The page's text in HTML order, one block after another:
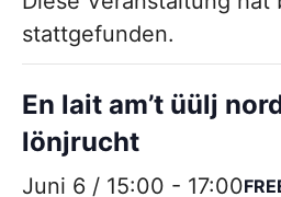
stattgefunden.
En lait am’t üülj
lönjrucht
Juni 6 / 15:00 - 17:00